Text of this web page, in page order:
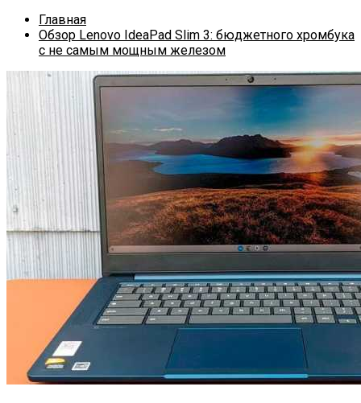
Главная
Обзор Lenovo IdeaPad Slim 3: бюджетного хромбука
с не самым мощным железом